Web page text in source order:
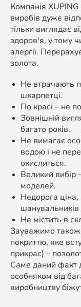
Компанія XUPING
виробів дуже
тільки виглядає
здоров'я, у тому
алергії.
золота.
Не втрачають
шкарпетці.
По красі – не
Зовнішній
багато років.
Не вимагає
водою і не
окислиться.
Великий вибір
моделей.
Недорога
шанувальників
Не містить в
Зауважимо
покриттю, яке
прикрас) –
Саме даний факт
особняком від
виробництву